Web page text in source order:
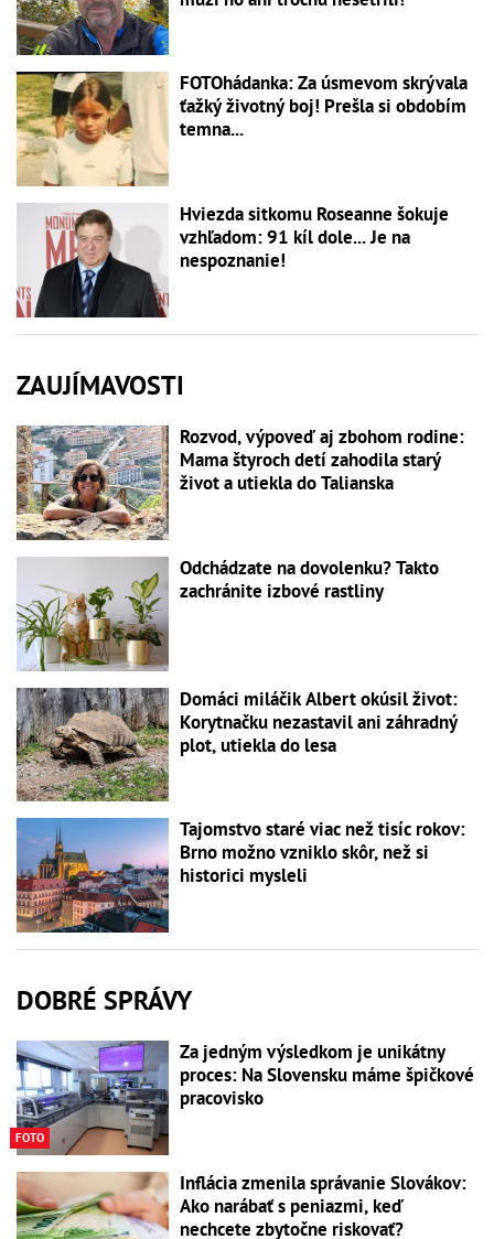
FOTOhádanka: Za úsmevom skrývala
ťažký životný boj! Prešla si obdobím
temna...
Hviezda sitkomu Roseanne šokuje
vzhľadom: 91 kíl dole... Je na
nespoznanie!
ZAUJÍMAVOSTI
Rozvod, výpoveď aj zbohom rodine:
Mama štyroch detí zahodila starý
život a utiekla do Talianska
Odchádzate na dovolenku? Takto
zachránite izbové rastliny
Domáci miláčik Albert okúsil život:
Korytnačku nezastavil ani záhradný
plot, utiekla do lesa
Tajomstvo staré viac než tisíc rokov:
Brno možno vzniklo skôr, než si
historici mysleli
DOBRÉ SPRÁVY
FOTO
Za jedným výsledkom je unikátny
proces: Na Slovensku máme špičkové
pracovisko
Inflácia zmenila správanie Slovákov:
Ako narábať s peniazmi, keď
nechcete zbytočne riskovať?